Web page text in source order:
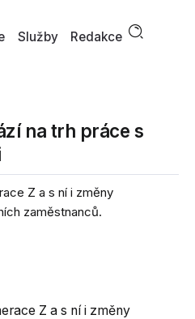
Služby Redakce
na trh práce s
Z a s ní i změny
zaměstnanců.
Z a s ní i změny